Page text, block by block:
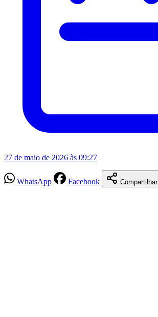
27 de maio de 2026 às 09:27
WhatsApp Facebook Compartilhar